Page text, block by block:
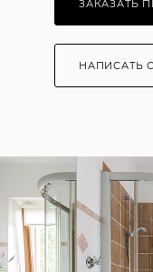
ЗАКАЗАТЬ
НАПИСАТЬ